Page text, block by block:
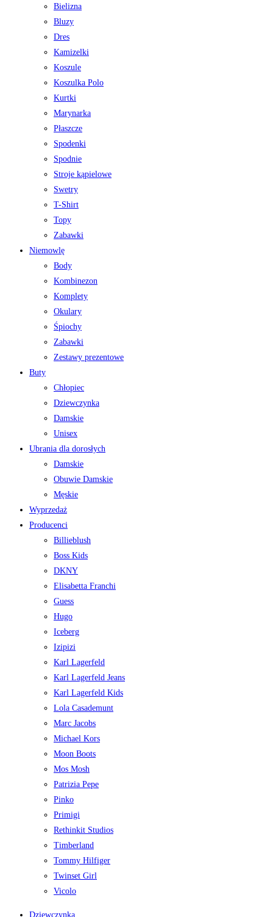
Bielizna
Bluzy
Dres
Kamizelki
Koszule
Koszulka Polo
Kurtki
Marynarka
Płaszcze
Spodenki
Spodnie
Stroje kąpielowe
Swetry
T-Shirt
Topy
Zabawki
Niemowlę
Body
Kombinezon
Komplety
Okulary
Śpiochy
Zabawki
Zestawy prezentowe
Buty
Chłopiec
Dziewczynka
Damskie
Unisex
Ubrania dla dorosłych
Damskie
Obuwie Damskie
Męskie
Wyprzedaż
Producenci
Billieblush
Boss Kids
DKNY
Elisabetta Franchi
Guess
Hugo
Iceberg
Izipizi
Karl Lagerfeld
Karl Lagerfeld Jeans
Karl Lagerfeld Kids
Lola Casademunt
Marc Jacobs
Michael Kors
Moon Boots
Mos Mosh
Patrizia Pepe
Pinko
Primigi
Rethinkit Studios
Timberland
Tommy Hilfiger
Twinset Girl
Vicolo
Dziewczynka